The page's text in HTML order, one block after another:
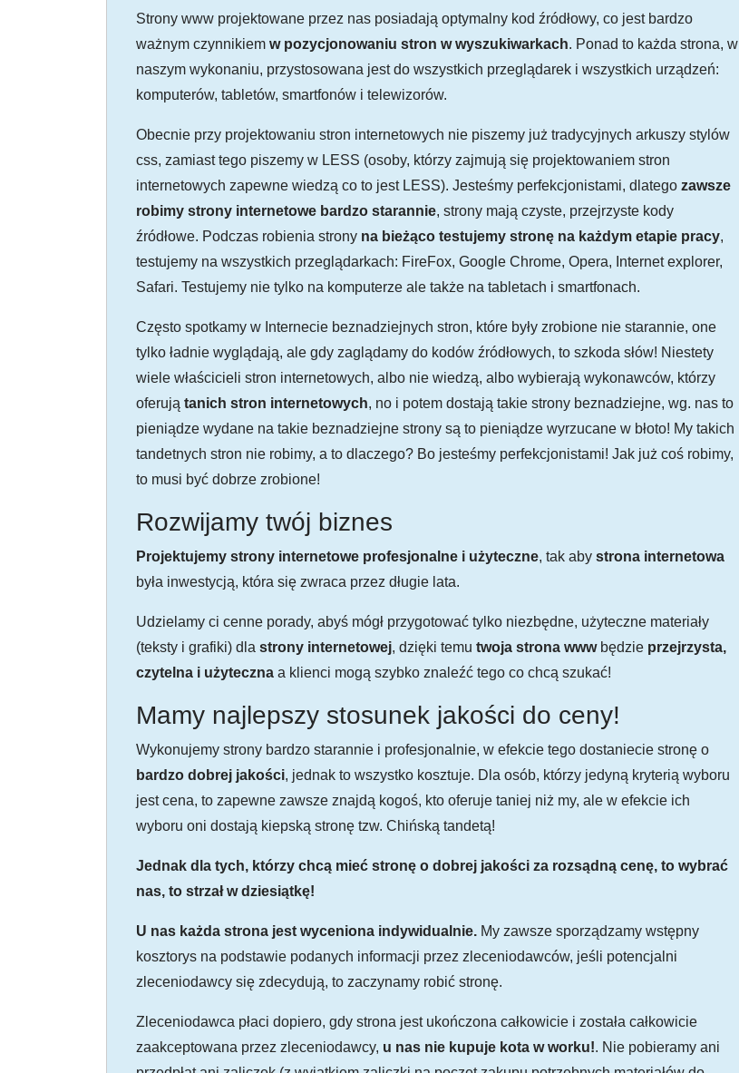
Strony www projektowane przez nas posiadają optymalny kod źródłowy, co jest bardzo
ważnym czynnikiem w pozycjonowaniu stron w wyszukiwarkach. Ponad to każda strona, w
naszym wykonaniu, przystosowana jest do wszystkich przeglądarek i wszystkich urządzeń:
komputerów, tabletów, smartfonów i telewizorów.
Obecnie przy projektowaniu stron internetowych nie piszemy już tradycyjnych arkuszy stylów
css, zamiast tego piszemy w LESS (osoby, którzy zajmują się projektowaniem stron
internetowych zapewne wiedzą co to jest LESS). Jesteśmy perfekcjonistami, dlatego zawsze
robimy strony internetowe bardzo starannie, strony mają czyste, przejrzyste kody
źródłowe. Podczas robienia strony na bieżąco testujemy stronę na każdym etapie pracy,
testujemy na wszystkich przeglądarkach: FireFox, Google Chrome, Opera, Internet explorer,
Safari. Testujemy nie tylko na komputerze ale także na tabletach i smartfonach.
Często spotkamy w Internecie beznadziejnych stron, które były zrobione nie starannie, one
tylko ładnie wyglądają, ale gdy zaglądamy do kodów źródłowych, to szkoda słów! Niestety
wiele właścicieli stron internetowych, albo nie wiedzą, albo wybierają wykonawców, którzy
oferują tanich stron internetowych, no i potem dostają takie strony beznadziejne, wg. nas to
pieniądze wydane na takie beznadziejne strony są to pieniądze wyrzucane w błoto! My takich
tandetnych stron nie robimy, a to dlaczego? Bo jesteśmy perfekcjonistami! Jak już coś robimy,
to musi być dobrze zrobione!
Rozwijamy twój biznes
Projektujemy strony internetowe profesjonalne i użyteczne, tak aby strona internetowa
była inwestycją, która się zwraca przez długie lata.
Udzielamy ci cenne porady, abyś mógł przygotować tylko niezbędne, użyteczne materiały
(teksty i grafiki) dla strony internetowej, dzięki temu twoja strona wwwbędzie przejrzysta,
czytelna i użyteczna a klienci mogą szybko znaleźć tego co chcą szukać!
Mamy najlepszy stosunek jakości do ceny!
Wykonujemy strony bardzo starannie i profesjonalnie, w efekcie tego dostaniecie stronę o
bardzo dobrej jakości, jednak to wszystko kosztuje. Dla osób, którzy jedyną kryterią wyboru
jest cena, to zapewne zawsze znajdą kogoś, kto oferuje taniej niż my, ale w efekcie ich
wyboru oni dostają kiepską stronę tzw. Chińską tandetą!
Jednak dla tych, którzy chcą mieć stronę o dobrej jakości za rozsądną cenę, to wybrać
nas, to strzał w dziesiątkę!
U nas każda strona jest wyceniona indywidualnie. My zawsze sporządzamy wstępny
kosztorys na podstawie podanych informacji przez zleceniodawców, jeśli potencjalni
zleceniodawcy się zdecydują, to zaczynamy robić stronę.
Zleceniodawca płaci dopiero, gdy strona jest ukończona całkowicie i została całkowicie
zaakceptowana przez zleceniodawcy, u nas nie kupuje kota w worku!. Nie pobieramy ani